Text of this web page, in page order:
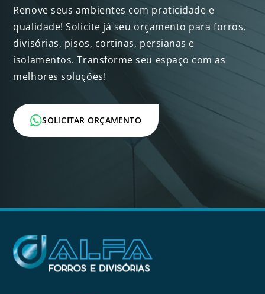
Renove seus ambientes com praticidade e
qualidade! Solicite já seu orçamento para forros,
divisórias, pisos, cortinas, persianas e
isolamentos. Transforme seu espaço com as
melhores soluções!
SOLICITAR ORÇAMENTO